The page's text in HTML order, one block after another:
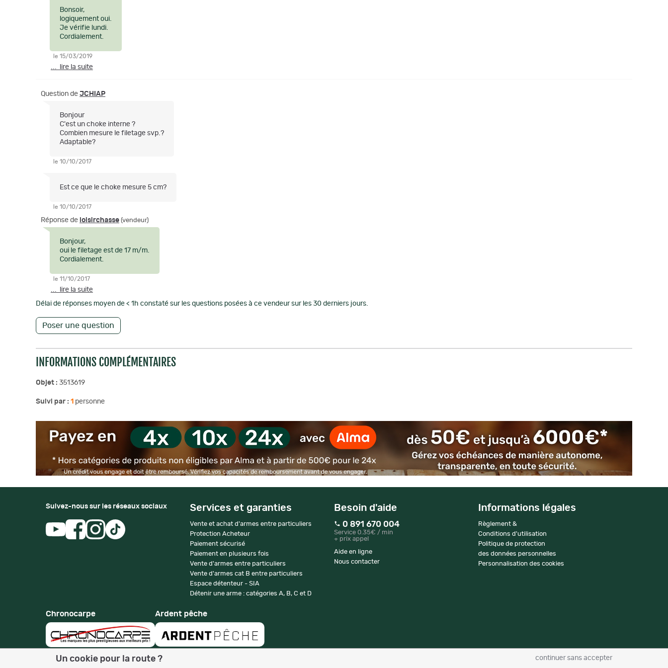
Bonsoir,
logiquement oui.
Je vérifie lundi.
Cordialement.
le 15/03/2019
... lire la suite
Question de JCHIAP
Bonjour
C'est un choke interne ?
Combien mesure le filetage svp.?
Adaptable?
le 10/10/2017
Est ce que le choke mesure 5 cm?
le 10/10/2017
Réponse de loisirchasse (vendeur)
Bonjour,
oui le filetage est de 17 m/m.
Cordialement.
le 11/10/2017
... lire la suite
Délai de réponses moyen de < 1h constaté sur les questions posées à ce vendeur sur les 30 derniers jours.
Poser une question
INFORMATIONS COMPLÉMENTAIRES
Objet : 3513619
Suivi par : 1 personne
Suivez-nous sur les réseaux sociaux Services et garanties
Vente et achat d'armes entre particuliers
Protection Acheteur
Paiement sécurisé
Paiement en plusieurs fois
Vente d'armes entre particuliers
Vente d'armes cat B entre particuliers
Espace détenteur - SIA
Détenir une arme : catégories A, B, C et D
Besoin d'aide
0 891 670 004
Service 0.35€ / min
+ prix appel
Aide en ligne
Nous contacter
Informations légales
Règlement &
Conditions d'utilisation
Politique de protection
des données personnelles
Personnalisation des cookies
Chronocarpe Ardent pêche
continuer sans accepter
Un cookie pour la route ?